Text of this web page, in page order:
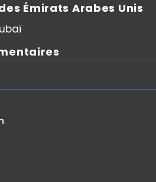
Émirats Arabes Unis